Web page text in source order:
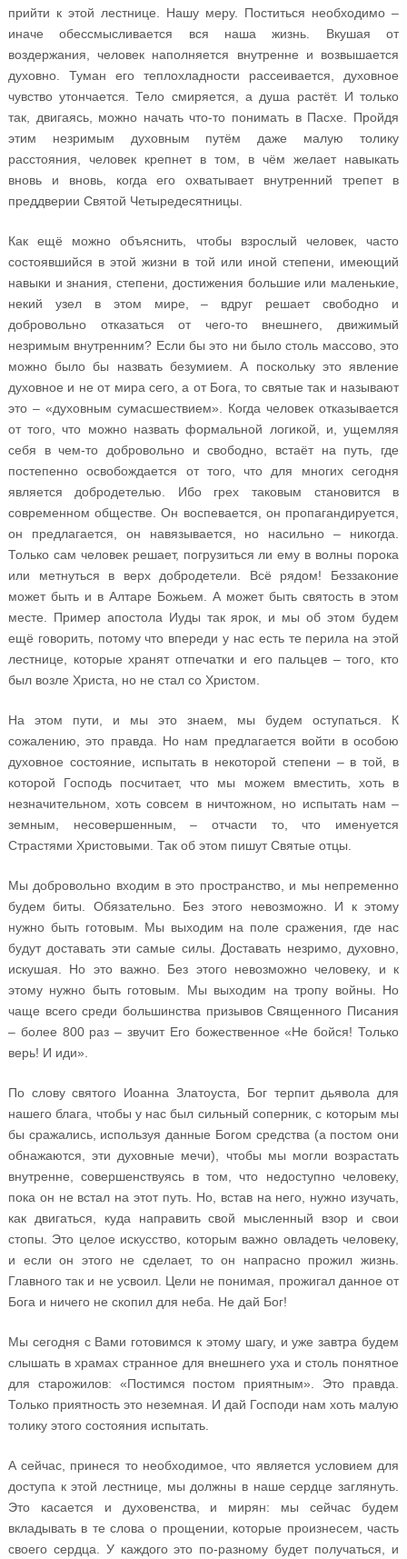
прийти к этой лестнице. Нашу меру. Поститься необходимо –
иначе обессмысливается вся наша жизнь. Вкушая от
воздержания, человек наполняется внутренне и возвышается
духовно. Туман его теплохладности рассеивается, духовное
чувство утончается. Тело смиряется, а душа растёт. И только
так, двигаясь, можно начать что-то понимать в Пасхе. Пройдя
этим незримым духовным путём даже малую толику
расстояния, человек крепнет в том, в чём желает навыкать
вновь и вновь, когда его охватывает внутренний трепет в
преддверии Святой Четыредесятницы.
Как ещё можно объяснить, чтобы взрослый человек, часто
состоявшийся в этой жизни в той или иной степени, имеющий
навыки и знания, степени, достижения большие или маленькие,
некий узел в этом мире, – вдруг решает свободно и
добровольно отказаться от чего-то внешнего, движимый
незримым внутренним? Если бы это ни было столь массово, это
можно было бы назвать безумием. А поскольку это явление
духовное и не от мира сего, а от Бога, то святые так и называют
это – «духовным сумасшествием». Когда человек отказывается
от того, что можно назвать формальной логикой, и, ущемляя
себя в чем-то добровольно и свободно, встаёт на путь, где
постепенно освобождается от того, что для многих сегодня
является добродетелью. Ибо грех таковым становится в
современном обществе. Он воспевается, он пропагандируется,
он предлагается, он навязывается, но насильно – никогда.
Только сам человек решает, погрузиться ли ему в волны порока
или метнуться в верх добродетели. Всё рядом! Беззаконие
может быть и в Алтаре Божьем. А может быть святость в этом
месте. Пример апостола Иуды так ярок, и мы об этом будем
ещё говорить, потому что впереди у нас есть те перила на этой
лестнице, которые хранят отпечатки и его пальцев – того, кто
был возле Христа, но не стал со Христом.
На этом пути, и мы это знаем, мы будем оступаться. К
сожалению, это правда. Но нам предлагается войти в особою
духовное состояние, испытать в некоторой степени – в той, в
которой Господь посчитает, что мы можем вместить, хоть в
незначительном, хоть совсем в ничтожном, но испытать нам –
земным, несовершенным, – отчасти то, что именуется
Страстями Христовыми. Так об этом пишут Святые отцы.
Мы добровольно входим в это пространство, и мы непременно
будем биты. Обязательно. Без этого невозможно. И к этому
нужно быть готовым. Мы выходим на поле сражения, где нас
будут доставать эти самые силы. Доставать незримо, духовно,
искушая. Но это важно. Без этого невозможно человеку, и к
этому нужно быть готовым. Мы выходим на тропу войны. Но
чаще всего среди большинства призывов Священного Писания
– более 800 раз – звучит Его божественное «Не бойся! Только
верь! И иди».
По слову святого Иоанна Златоуста, Бог терпит дьявола для
нашего блага, чтобы у нас был сильный соперник, с которым мы
бы сражались, используя данные Богом средства (а постом они
обнажаются, эти духовные мечи), чтобы мы могли возрастать
внутренне, совершенствуясь в том, что недоступно человеку,
пока он не встал на этот путь. Но, встав на него, нужно изучать,
как двигаться, куда направить свой мысленный взор и свои
стопы. Это целое искусство, которым важно овладеть человеку,
и если он этого не сделает, то он напрасно прожил жизнь.
Главного так и не усвоил. Цели не понимая, прожигал данное от
Бога и ничего не скопил для неба. Не дай Бог!
Мы сегодня с Вами готовимся к этому шагу, и уже завтра будем
слышать в храмах странное для внешнего уха и столь понятное
для старожилов: «Постимся постом приятным». Это правда.
Только приятность это неземная. И дай Господи нам хоть малую
толику этого состояния испытать.
А сейчас, принеся то необходимое, что является условием для
доступа к этой лестнице, мы должны в наше сердце заглянуть.
Это касается и духовенства, и мирян: мы сейчас будем
вкладывать в те слова о прощении, которые произнесем, часть
своего сердца. У каждого это по-разному будет получаться, и